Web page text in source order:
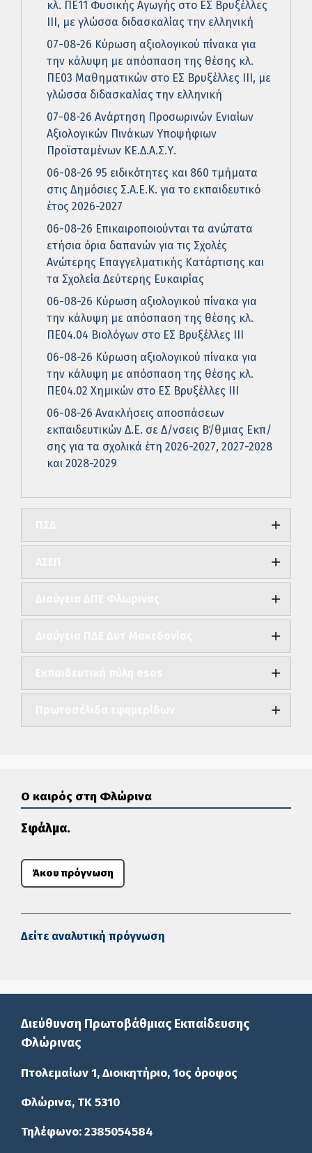
κλ. ΠΕ11 Φυσικής Αγωγής στο ΕΣ Βρυξέλλες
ΙΙΙ, με γλώσσα διδασκαλίας την ελληνική
07-08-26 Κύρωση αξιολογικού πίνακα για
την κάλυψη με απόσπαση της θέσης κλ.
ΠΕ03 Μαθηματικών στο ΕΣ Βρυξέλλες ΙΙΙ, με
γλώσσα διδασκαλίας την ελληνική
07-08-26 Ανάρτηση Προσωρινών Ενιαίων
Αξιολογικών Πινάκων Υποψήφιων
Προϊσταμένων ΚΕ.Δ.Α.Σ.Υ.
06-08-26 95 ειδικότητες και 860 τμήματα
στις Δημόσιες Σ.Α.Ε.Κ. για το εκπαιδευτικό
έτος 2026-2027
06-08-26 Επικαιροποιούνται τα ανώτατα
ετήσια όρια δαπανών για τις Σχολές
Ανώτερης Επαγγελματικής Κατάρτισης και
τα Σχολεία Δεύτερης Ευκαιρίας
06-08-26 Κύρωση αξιολογικού πίνακα για
την κάλυψη με απόσπαση της θέσης κλ.
ΠΕ04.04 Βιολόγων στο ΕΣ Βρυξέλλες ΙΙΙ
06-08-26 Κύρωση αξιολογικού πίνακα για
την κάλυψη με απόσπαση της θέσης κλ.
ΠΕ04.02 Χημικών στο ΕΣ Βρυξέλλες ΙΙΙ
06-08-26 Ανακλήσεις αποσπάσεων
εκπαιδευτικών Δ.Ε. σε Δ/νσεις Β΄/θμιας Εκπ/
σης για τα σχολικά έτη 2026-2027, 2027-2028
και 2028-2029
Ο καιρός στη Φλώρινα
Σφάλμα.
Άκου πρόγνωση
Δείτε αναλυτική πρόγνωση
Διεύθυνση Πρωτοβάθμιας Εκπαίδευσης
Φλώρινας
Πτολεμαίων 1, Διοικητήριο, 1ος όροφος
Φλώρινα, ΤΚ 5310
Τηλέφωνο: 2385054584